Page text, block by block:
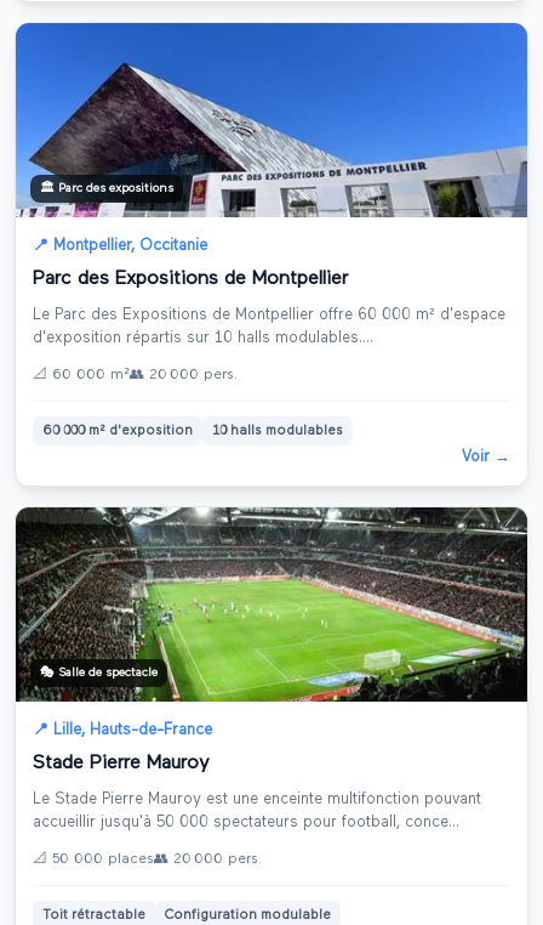
🏛️ Parc des expositions
📍 Montpellier, Occitanie
Parc des Expositions de Montpellier
Le Parc des Expositions de Montpellier offre 60 000 m² d'espace
d'exposition répartis sur 10 halls modulables....
📐 60 000 m²👥 20 000 pers.
60 000 m² d'exposition 10 halls modulables
Voir →
🎭 Salle de spectacle
📍 Lille, Hauts-de-France
Stade Pierre Mauroy
Le Stade Pierre Mauroy est une enceinte multifonction pouvant
accueillir jusqu'à 50 000 spectateurs pour football, conce...
📐 50 000 places👥 20 000 pers.
Toit rétractable Configuration modulable